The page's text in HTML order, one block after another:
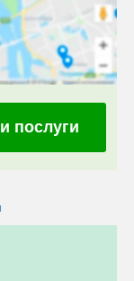
послуги